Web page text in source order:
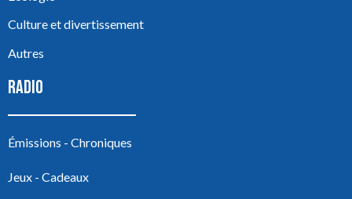
Culture et divertissement
Autres
RADIO
Émissions - Chroniques
Jeux - Cadeaux